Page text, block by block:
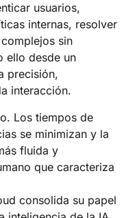
usuarios,
internas, resolver
sin
ello desde un
precisión,
interacción.
Los tiempos de
se minimizan y la
fluida y
que caracteriza
consolida su papel